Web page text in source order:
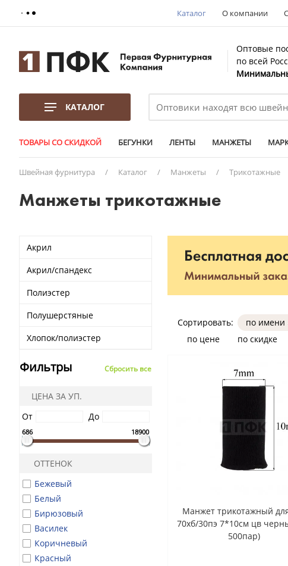
Каталог О компании
Оптовые
по всей
КАТАЛОГ
ТОВАРЫ СО СКИДКОЙ БЕГУНКИ ЛЕНТЫ МАНЖЕТЫ
Швейная фурнитура / Каталог / Манжеты / Трикотажные
Манжеты трикотажные
Акрил
Акрил/спандекс
Полиэстер
Полушерстяные
Хлопок/полиэстер
Фильтры Сбросить все
ЦЕНА ЗА УП.
От
До
686 18900
ОТТЕНОК
Бежевый
Белый
Бирюзовый
Василек
Коричневый
Красный
Сортировать:
по имени
по цене
по скидке
Манжет трикотажный
70хб/30пэ 7*10см цв
500пар)